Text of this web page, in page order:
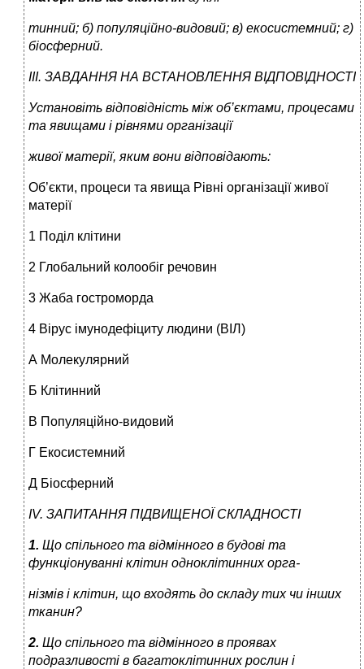
тинний; б) популяційно-видовий; в) екосистемний; г)
біосферний.
ІІІ. ЗАВДАННЯ НА ВСТАНОВЛЕННЯ ВІДПОВІДНОСТІ
Установіть відповідність між об’єктами, процесами
та явищами і рівнями організації
живої матерії, яким вони відповідають:
Об’єкти, процеси та явища Рівні організації живої
матерії
1 Поділ клітини
2 Глобальний колообіг речовин
3 Жаба гостроморда
4 Вірус імунодефіциту людини (ВІЛ)
А Молекулярний
Б Клітинний
В Популяційно-видовий
Г Екосистемний
Д Біосферний
IV. ЗАПИТАННЯ ПІДВИЩЕНОЇ СКЛАДНОСТІ
1. Що спільного та відмінного в будові та
функціонуванні клітин одноклітинних орга-
нізмів і клітин, що входять до складу тих чи інших
тканин?
2. Що спільного та відмінного в проявах
подразливості в багатоклітинних рослин і